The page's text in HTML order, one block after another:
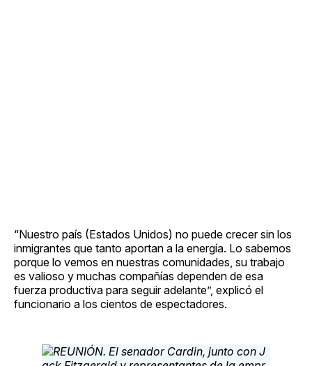
“Nuestro país (Estados Unidos) no puede crecer sin los
inmigrantes que tanto aportan a la energía. Lo sabemos
porque lo vemos en nuestras comunidades, su trabajo
es valioso y muchas compañías dependen de esa
fuerza productiva para seguir adelante”, explicó el
funcionario a los cientos de espectadores.